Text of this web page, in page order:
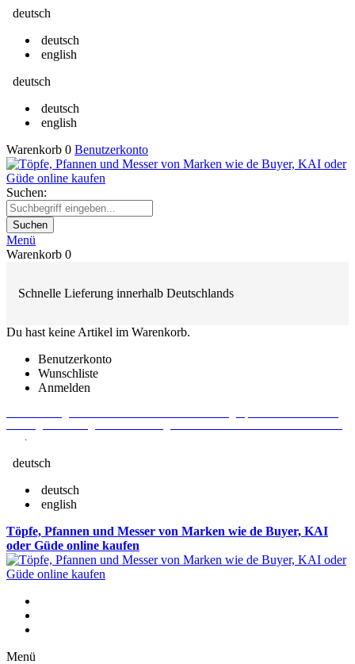
deutsch
deutsch
english
deutsch
deutsch
english
Warenkorb 0 Benutzerkonto
Suchen:
Suchen
Menü
Warenkorb 0
Schnelle Lieferung innerhalb Deutschlands
Du hast keine Artikel im Warenkorb.
Benutzerkonto
Wunschliste
Anmelden
.
deutsch
deutsch
english
Töpfe, Pfannen und Messer von Marken wie de Buyer, KAI
oder Güde online kaufen
Menü